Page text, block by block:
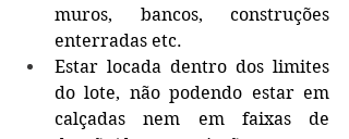
muros, bancos, construções
enterradas etc.
Estar locada dentro dos limites
do lote, não podendo estar em
calçadas nem em faixas de